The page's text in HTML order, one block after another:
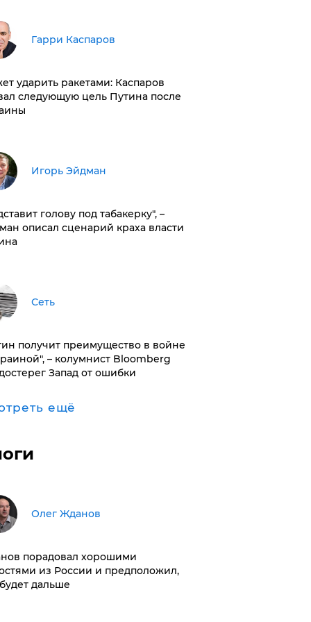
Гарри Каспаров
ударить ракетами: Каспаров
следующую цель Путина после
Игорь Эйдман
голову под табакерку", –
описал сценарий краха власти
Сеть
получит преимущество в войне
– колумнист Bloomberg
Запад от ошибки
ещё
Олег Жданов
порадовал хорошими
из России и предположил,
дальше